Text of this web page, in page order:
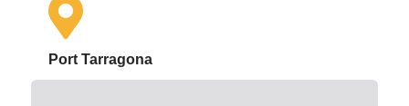
Port Tarragona